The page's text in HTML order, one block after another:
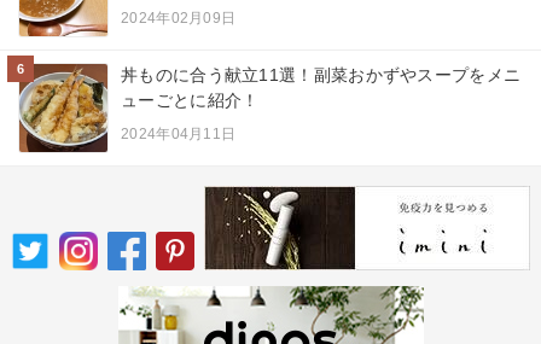
2024年02月09日
6
丼ものに合う献立11選！副菜おかずやスープをメニ
ューごとに紹介！
2024年04月11日